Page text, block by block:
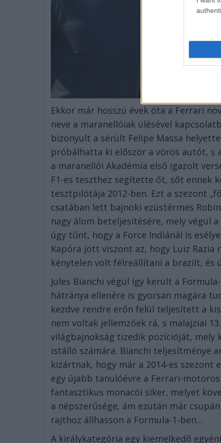
Ekkor már hosszú évek óta a Ferrari
neve a maranellóiak ülésével
bizonyult a sérült Felipe Massa
próbálhatta ki először a vörös autót, s
a maranellói Akadémia első igazolt
F1-es teszthez segítette őt, sőt ennek
tesztpilótája 2012-ben. Ezt a szezont
csatában lett bajnoki ezüstérmes
nagy álom beteljesítésére, mely végül
úgy tűnt, hogy a Force Indiánál is
Kapóra jött viszont az, hogy Luiz
kénytelen volt félreállítani a brazilt, és
Jules Bianchi végül így került a
hátránya ellenére is gyorsan magára
kezdve rendre erőn felül teljesített a
nem voltak jellemzőek rá, s malajziai
világbajnokság tizedik pozícióját, mely
istálló számára. Bianchi teljesítménye
kizártnak, hogy már a 2014-es
egy újabb tanulóévre a Ferrari-
fantasztikus monacói siker, melyet
a népszerűsége, ám ezután már
rajthoz állhasson a Formula-1-ben...
A királykategória egy kiemelkedő